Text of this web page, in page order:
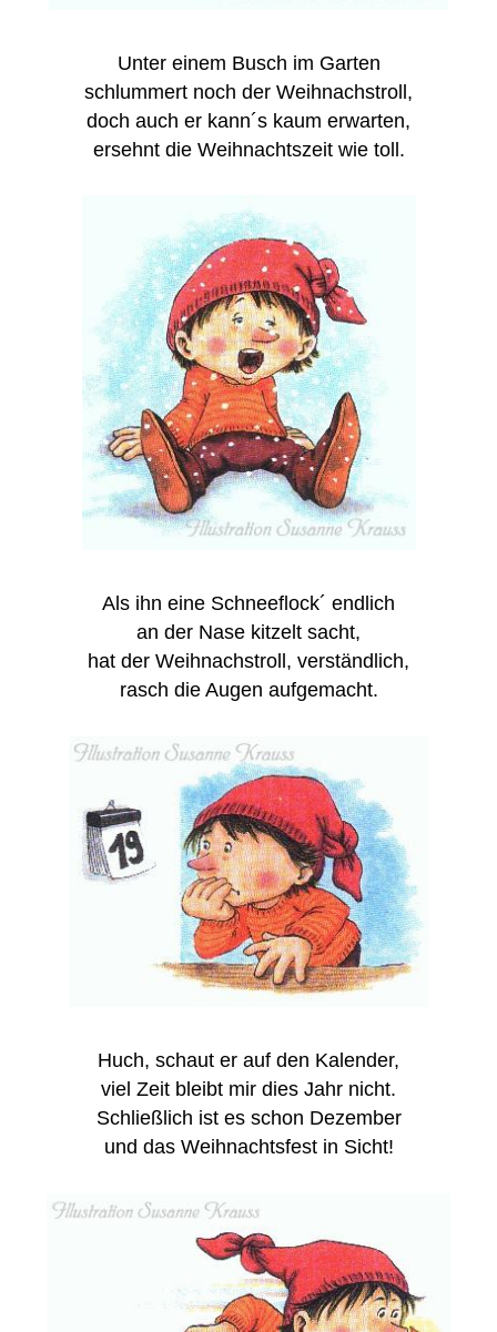
Unter einem Busch im Garten
schlummert noch der Weihnachstroll,
doch auch er kann´s kaum erwarten,
ersehnt die Weihnachtszeit wie toll.
Als ihn eine Schneeflock´ endlich
an der Nase kitzelt sacht,
hat der Weihnachstroll, verständlich,
rasch die Augen aufgemacht.
Huch, schaut er auf den Kalender,
viel Zeit bleibt mir dies Jahr nicht.
Schließlich ist es schon Dezember
und das Weihnachtsfest in Sicht!